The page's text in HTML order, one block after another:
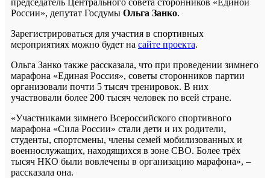
России», депутат Госдумы Ольга Занко.
Зарегистрироваться для участия в спортивных
мероприятиях можно будет на сайте проекта.
Ольга Занко также рассказала, что при проведении зимнего
марафона «Единая Россия», советы сторонников партии
организовали почти 5 тысяч тренировок. В них
участвовали более 200 тысяч человек по всей стране.
«Участниками зимнего Всероссийского спортивного
марафона «Сила России» стали дети и их родители,
студенты, спортсмены, члены семей мобилизованных и
военнослужащих, находящихся в зоне СВО. Более трёх
тысяч НКО были вовлечены в организацию марафона», –
рассказала она.